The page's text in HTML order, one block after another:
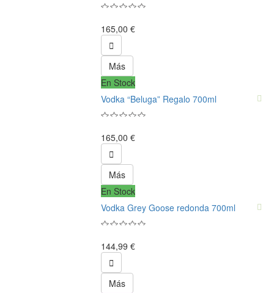
165,00 €

Más
En Stock
Vodka “Beluga” Regalo 700ml
165,00 €

Más
En Stock
Vodka Grey Goose redonda 700ml
144,99 €

Más